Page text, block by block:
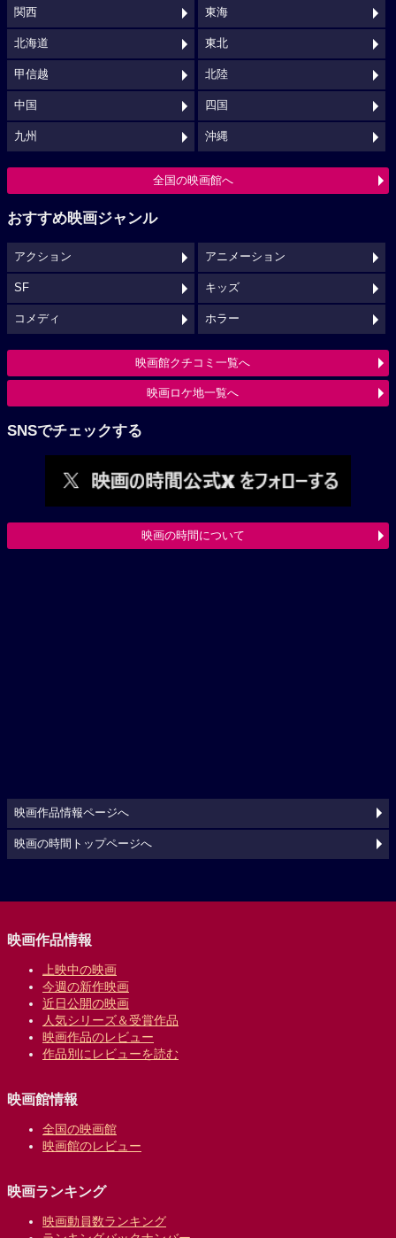
関西 東海
北海道 東北
甲信越 北陸
中国 四国
九州 沖縄
全国の映画館へ
おすすめ映画ジャンル
アクション アニメーション
SF キッズ
コメディ ホラー
映画館クチコミ一覧へ
映画ロケ地一覧へ
SNSでチェックする
映画の時間について
映画作品情報ページへ
映画の時間トップページへ
映画作品情報
上映中の映画
今週の新作映画
近日公開の映画
人気シリーズ＆受賞作品
映画作品のレビュー
作品別にレビューを読む
映画館情報
全国の映画館
映画館のレビュー
映画ランキング
映画動員数ランキング